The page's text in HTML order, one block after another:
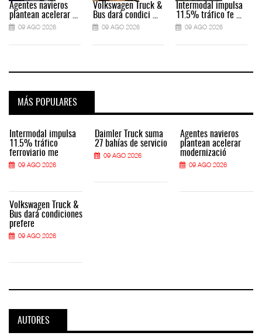
Agentes navieros
plantean acelerar ...
09 AGO 2026
Volkswagen Truck &
Bus dará condici ...
09 AGO 2026
Intermodal impulsa
11.5% tráfico fe ...
09 AGO 2026
MÁS POPULARES
Intermodal impulsa
11.5% tráfico
ferroviario me
09 AGO 2026
Volkswagen Truck &
Bus dará condiciones
prefere
09 AGO 2026
Daimler Truck suma
27 bahías de servicio
09 AGO 2026
Agentes navieros
plantean acelerar
modernizació
09 AGO 2026
AUTORES